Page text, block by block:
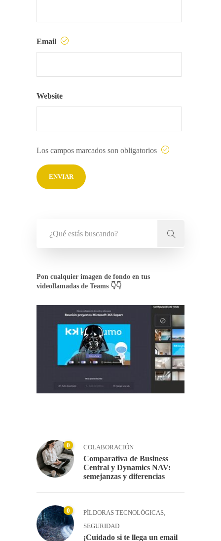
Email
Website
Los campos marcados son obligatorios
Pon cualquier imagen de fondo en tus
videollamadas de Teams 👇👇
0 COLABORACIÓN
Comparativa de Business
Central y Dynamics NAV:
semejanzas y diferencias
0 PÍLDORAS TECNOLÓGICAS,
SEGURIDAD
¡Cuidado si te llega un email